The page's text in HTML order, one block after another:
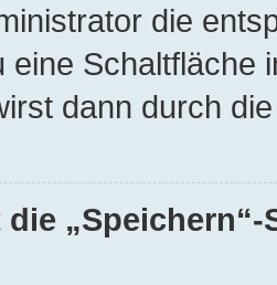
die
eine Schaltfläche
dann durch